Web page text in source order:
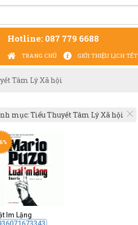
Hotline: 087 779 6688
TRANG CHỦ GIỚI THIỆU LỊCH TẾT
Tâm Lý Xã hội
mục: Tiểu Thuyết Tâm Lý Xã hội
Im Lặng